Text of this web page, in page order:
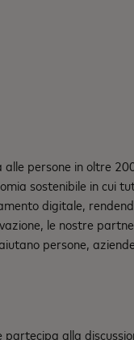
persone in oltre
sostenibile in cui
digitale,
le nostre
persone,
partecipa alla